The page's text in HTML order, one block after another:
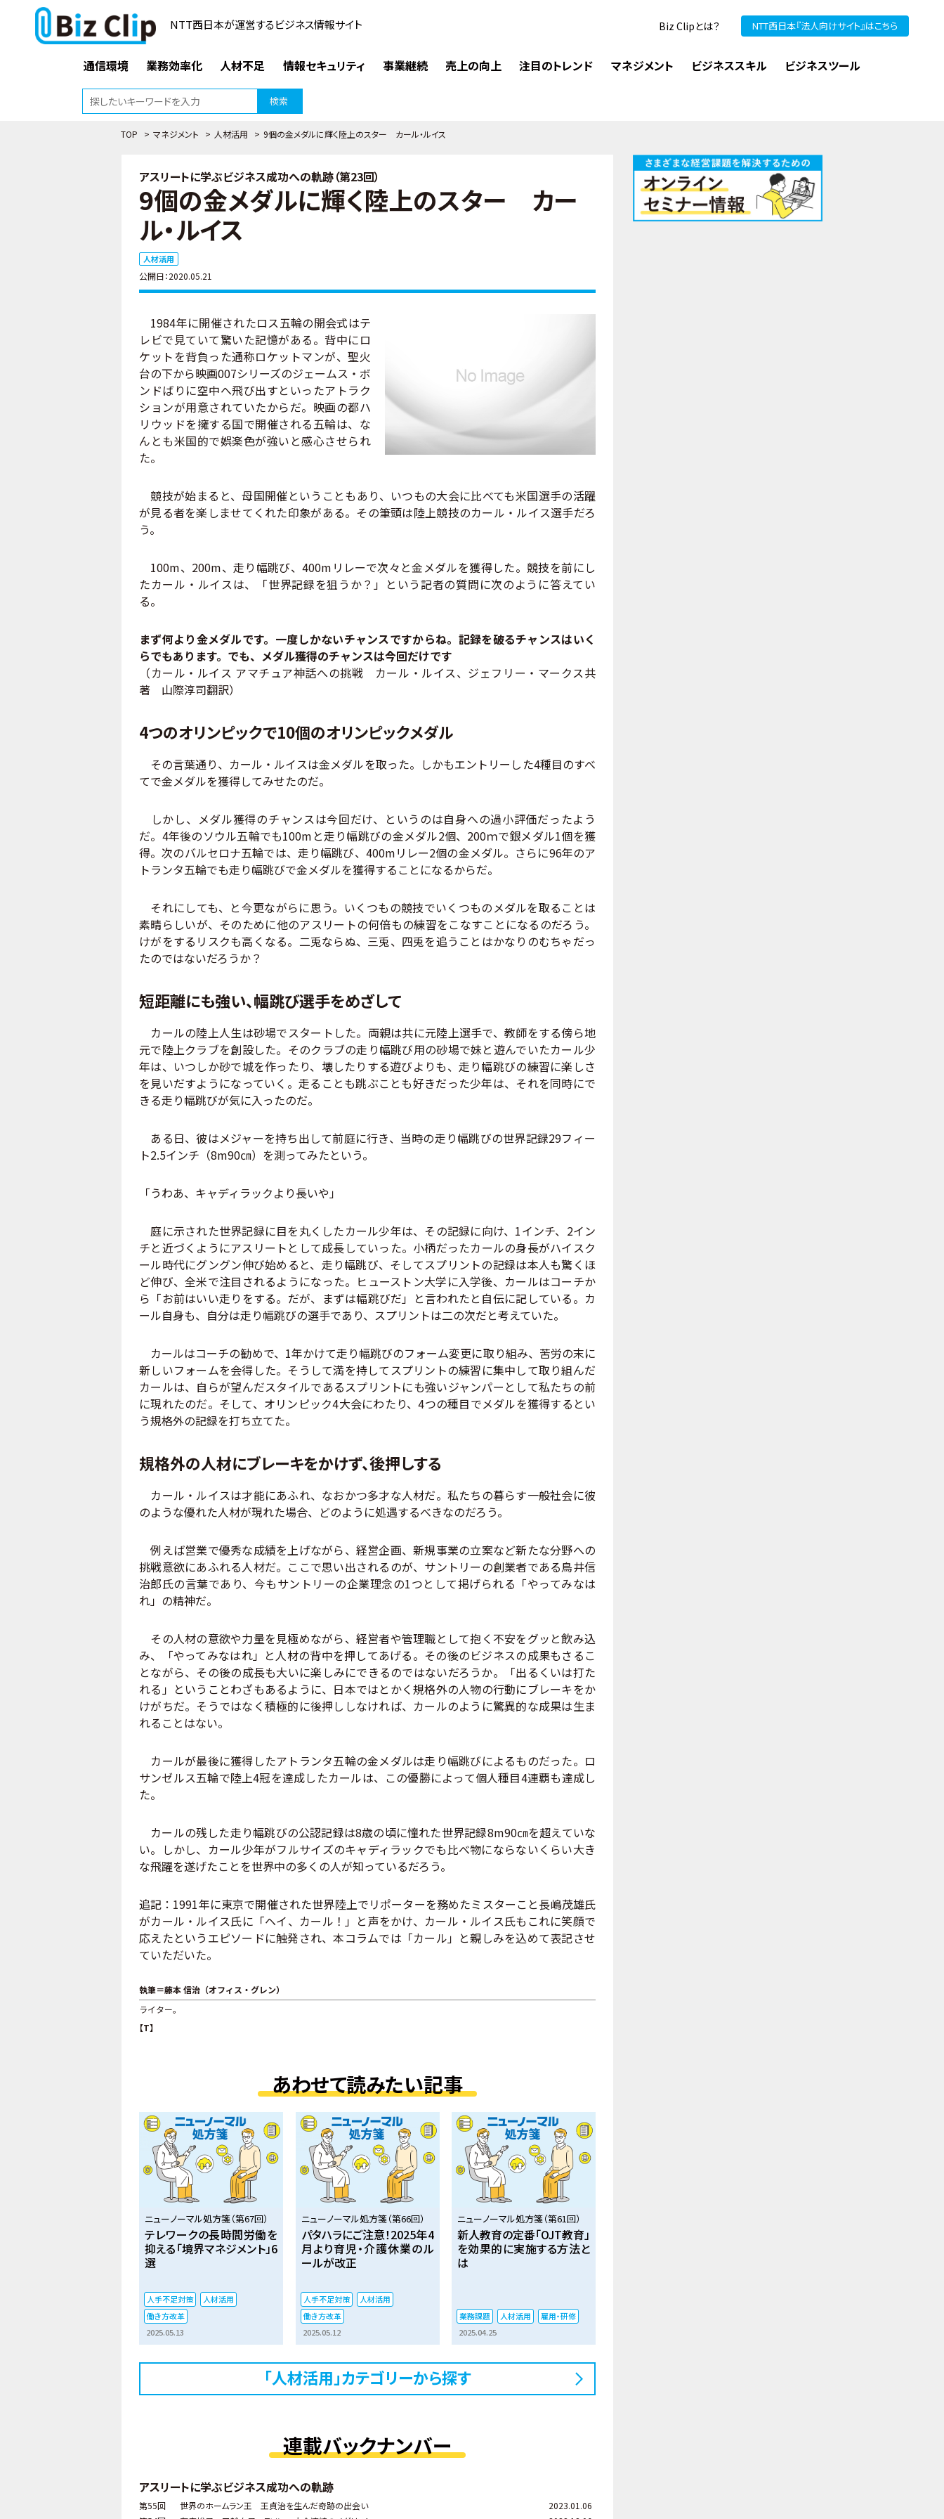
NTT西日本が運営するビジネス情報サイト Biz Clipとは？ NTT西日本『法人向けサイト』はこちら
通信環境 業務効率化 人材不足 情報セキュリティ 事業継続 売上の向上 注目のトレンド マネジメント ビジネススキル ビジネスツール
検索
TOP > マネジメント > 人材活用 > 9個の金メダルに輝く陸上のスター カール・ルイス
アスリートに学ぶビジネス成功への軌跡（第23回）
9個の金メダルに輝く陸上のスター カー
ル・ルイス
人材活用
公開日：2020.05.21
1984年に開催されたロス五輪の開会式はテ
レビで見ていて驚いた記憶がある。背中にロ
ケットを背負った通称ロケットマンが、聖火
台の下から映画007シリーズのジェームス・ボ
ンドばりに空中へ飛び出すといったアトラク
ションが用意されていたからだ。映画の都ハ
リウッドを擁する国で開催される五輪は、な
んとも米国的で娯楽色が強いと感心させられ
た。
競技が始まると、母国開催ということもあり、いつもの大会に比べても米国選手の活躍
が見る者を楽しませてくれた印象がある。その筆頭は陸上競技のカール・ルイス選手だろ
う。
100m、200m、走り幅跳び、400mリレーで次々と金メダルを獲得した。競技を前にし
たカール・ルイスは、「世界記録を狙うか？」という記者の質問に次のように答えてい
る。
まず何より金メダルです。一度しかないチャンスですからね。記録を破るチャンスはいく
らでもあります。でも、メダル獲得のチャンスは今回だけです
（カール・ルイス アマチュア神話への挑戦 カール・ルイス、ジェフリー・マークス共
著 山際淳司翻訳）
4つのオリンピックで10個のオリンピックメダル
その言葉通り、カール・ルイスは金メダルを取った。しかもエントリーした4種目のすべ
てで金メダルを獲得してみせたのだ。
しかし、メダル獲得のチャンスは今回だけ、というのは自身への過小評価だったよう
だ。4年後のソウル五輪でも100mと走り幅跳びの金メダル2個、200ｍで銀メダル1個を獲
得。次のバルセロナ五輪では、走り幅跳び、400mリレー2個の金メダル。さらに96年のア
トランタ五輪でも走り幅跳びで金メダルを獲得することになるからだ。
それにしても、と今更ながらに思う。いくつもの競技でいくつものメダルを取ることは
素晴らしいが、そのために他のアスリートの何倍もの練習をこなすことになるのだろう。
けがをするリスクも高くなる。二兎ならぬ、三兎、四兎を追うことはかなりのむちゃだっ
たのではないだろうか？
短距離にも強い、幅跳び選手をめざして
カールの陸上人生は砂場でスタートした。両親は共に元陸上選手で、教師をする傍ら地
元で陸上クラブを創設した。そのクラブの走り幅跳び用の砂場で妹と遊んでいたカール少
年は、いつしか砂で城を作ったり、壊したりする遊びよりも、走り幅跳びの練習に楽しさ
を見いだすようになっていく。走ることも跳ぶことも好きだった少年は、それを同時にで
きる走り幅跳びが気に入ったのだ。
ある日、彼はメジャーを持ち出して前庭に行き、当時の走り幅跳びの世界記録29フィー
ト2.5インチ（8m90㎝）を測ってみたという。
「うわあ、キャディラックより長いや」
庭に示された世界記録に目を丸くしたカール少年は、その記録に向け、1インチ、2イン
チと近づくようにアスリートとして成長していった。小柄だったカールの身長がハイスク
ール時代にグングン伸び始めると、走り幅跳び、そしてスプリントの記録は本人も驚くほ
ど伸び、全米で注目されるようになった。ヒューストン大学に入学後、カールはコーチか
ら「お前はいい走りをする。だが、まずは幅跳びだ」と言われたと自伝に記している。カ
ール自身も、自分は走り幅跳びの選手であり、スプリントは二の次だと考えていた。
カールはコーチの勧めで、1年かけて走り幅跳びのフォーム変更に取り組み、苦労の末に
新しいフォームを会得した。そうして満を持してスプリントの練習に集中して取り組んだ
カールは、自らが望んだスタイルであるスプリントにも強いジャンパーとして私たちの前
に現れたのだ。そして、オリンピック4大会にわたり、4つの種目でメダルを獲得するとい
う規格外の記録を打ち立てた。
規格外の人材にブレーキをかけず、後押しする
カール・ルイスは才能にあふれ、なおかつ多才な人材だ。私たちの暮らす一般社会に彼
のような優れた人材が現れた場合、どのように処遇するべきなのだろう。
例えば営業で優秀な成績を上げながら、経営企画、新規事業の立案など新たな分野への
挑戦意欲にあふれる人材だ。ここで思い出されるのが、サントリーの創業者である鳥井信
治郎氏の言葉であり、今もサントリーの企業理念の1つとして掲げられる「やってみなは
れ」の精神だ。
その人材の意欲や力量を見極めながら、経営者や管理職として抱く不安をグッと飲み込
み、「やってみなはれ」と人材の背中を押してあげる。その後のビジネスの成果もさるこ
とながら、その後の成長も大いに楽しみにできるのではないだろうか。「出るくいは打た
れる」ということわざもあるように、日本ではとかく規格外の人物の行動にブレーキをか
けがちだ。そうではなく積極的に後押ししなければ、カールのように驚異的な成果は生ま
れることはない。
カールが最後に獲得したアトランタ五輪の金メダルは走り幅跳びによるものだった。ロ
サンゼルス五輪で陸上4冠を達成したカールは、この優勝によって個人種目4連覇も達成し
た。
カールの残した走り幅跳びの公認記録は8歳の頃に憧れた世界記録8m90㎝を超えていな
い。しかし、カール少年がフルサイズのキャディラックでも比べ物にならないくらい大き
な飛躍を遂げたことを世界中の多くの人が知っているだろう。
追記：1991年に東京で開催された世界陸上でリポーターを務めたミスターこと長嶋茂雄氏
がカール・ルイス氏に「ヘイ、カール！」と声をかけ、カール・ルイス氏もこれに笑顔で
応えたというエピソードに触発され、本コラムでは「カール」と親しみを込めて表記させ
ていただいた。
執筆＝藤本 信治（オフィス・グレン）
ライター。
【T】
あわせて読みたい記事
ニューノーマル処方箋（第67回）
テレワークの長時間労働を
抑える「境界マネジメント」6
選
人手不足対策
人材活用
働き方改革
2025.05.13
ニューノーマル処方箋（第66回）
パタハラにご注意！2025年4
月より育児・介護休業のル
ールが改正
人手不足対策
人材活用
働き方改革
2025.05.12
ニューノーマル処方箋（第61回）
新人教育の定番「OJT教育」
を効果的に実施する方法と
は
業務課題 人材活用
雇用・研修
2025.04.25
「人材活用」カテゴリーから探す
連載バックナンバー
アスリートに学ぶビジネス成功への軌跡
第55回 世界のホームラン王 王貞治を生んだ奇跡の出会い
2023.01.06